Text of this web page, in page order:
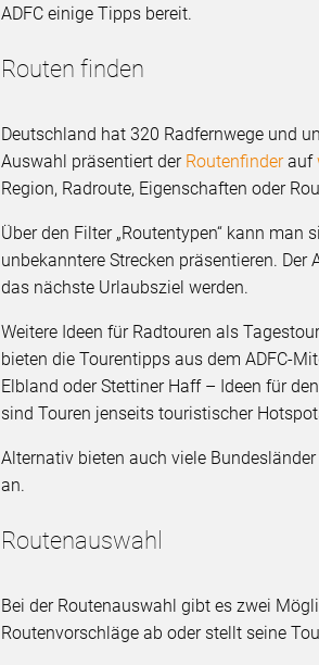
ADFC einige Tipps bereit.
Routen finden
Deutschland hat 320 Radfernwege und
Auswahl präsentiert der Routenfinderauf
Region, Radroute, Eigenschaften oder
Über den Filter „Routentypen“ kann man
unbekanntere Strecken präsentieren.
das nächste Urlaubsziel werden.
Weitere Ideen für Radtouren als
bieten die Tourentipps aus dem ADFC-
Elbland oder Stettiner Haff – Ideen für
sind Touren jenseits touristischer
Alternativ bieten auch viele
an.
Routenauswahl
Bei der Routenauswahl gibt es zwei
Routenvorschläge ab oder stellt seine